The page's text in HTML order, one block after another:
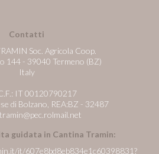
Contatti
Soc. Agricola Coop.
144 - 39040 Termeno (BZ)
Italy
IT 00120790217
di Bolzano, REA:BZ - 32487
guidata in Cantina Tramin:
it/607e8bd8eb834e1c60398831?